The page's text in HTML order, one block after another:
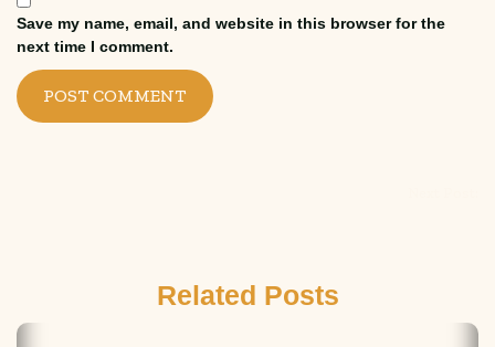
Save my name, email, and website in this browser for the
next time I comment.
Related Posts